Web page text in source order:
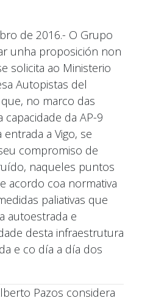
de 2016.- O Grupo
unha proposición non
solicita ao Ministerio
Autopistas del
que, no marco das
da AP-9
a Vigo, se
compromiso de
naqueles puntos
acordo coa normativa
paliativas que
autoestrada e
desta infraestrutura
e co día a día dos
Pazos considera